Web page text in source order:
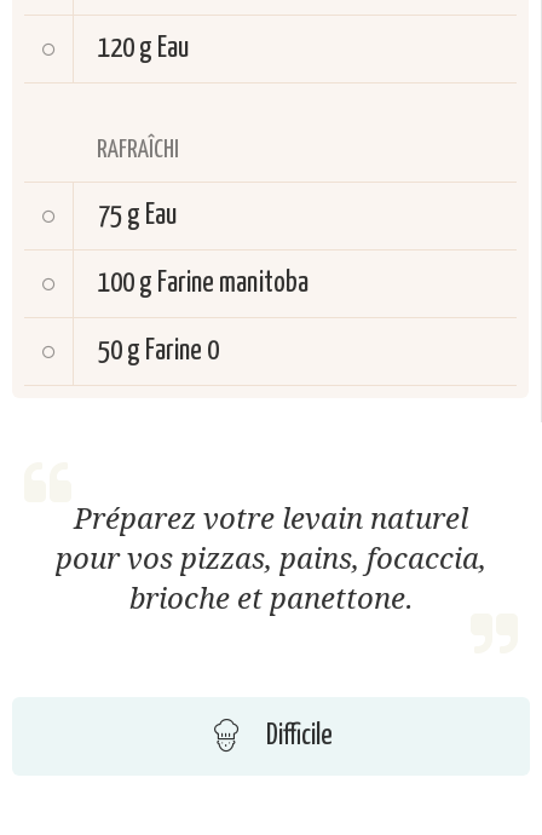
120 g Eau
RAFRAÎCHI
75 g Eau
100 g Farine manitoba
50 g Farine 0
Préparez votre levain naturel
pour vos pizzas, pains, focaccia,
brioche et panettone.
Difficile